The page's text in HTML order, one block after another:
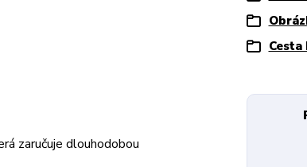
zaručuje dlouhodobou
Cesta